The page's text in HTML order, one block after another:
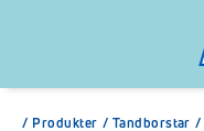
/ Produkter / Tandborstar /